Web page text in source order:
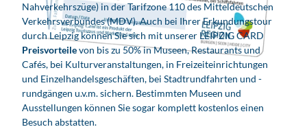
Nahverkehrszüge) in der Tarifzone 110 des Mitteldeutschen
Verkehrsverbundes (MDV). Auch bei Ihrer Erkundungstour
durch Leipzig können Sie sich mit unserer LEIPZIG CARD
Preisvorteilevon bis zu 50% in Museen, Restaurants und
Cafés, bei Kulturveranstaltungen, in Freizeiteinrichtungen
und Einzelhandelsgeschäften, bei Stadtrundfahrten und -
rundgängen u.v.m. sichern. Bestimmten Museen und
Ausstellungen können Sie sogar komplett kostenlos einen
Besuch abstatten.